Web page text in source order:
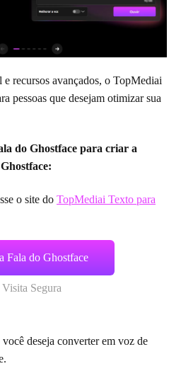
recursos avançados, o TopMediai
pessoas que desejam otimizar sua
do Ghostface para criar a
o site do TopMediai Texto para
Fala do Ghostface
Visita Segura
deseja converter em voz de